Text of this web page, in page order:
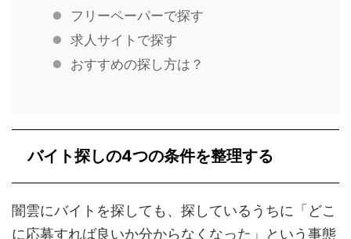
フリーペーパーで探す
求人サイトで探す
おすすめの探し方は？
バイト探しの4つの条件を整理する
闇雲にバイトを探しても、探しているうちに「どこ
に応募すれば良いか分からなくなった」という事態